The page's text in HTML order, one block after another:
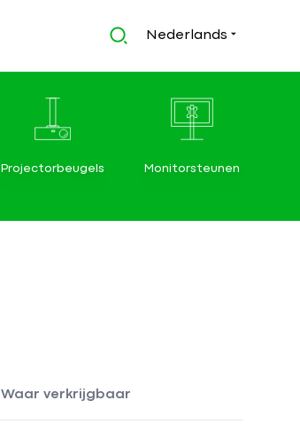
Nederlands
Projectorbeugels Monitorsteunen
Waar verkrijgbaar